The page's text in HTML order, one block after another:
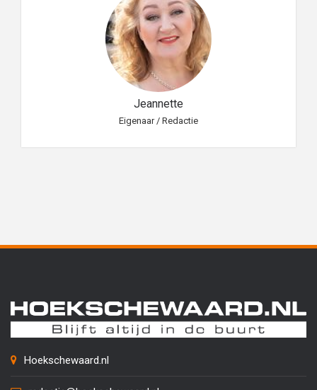
Jeannette
Eigenaar / Redactie
Hoekschewaard.nl